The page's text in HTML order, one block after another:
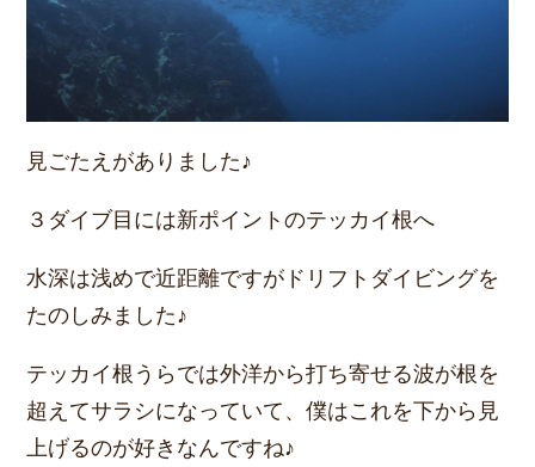
見ごたえがありました♪
３ダイブ目には新ポイントのテッカイ根へ
水深は浅めで近距離ですがドリフトダイビングを
たのしみました♪
テッカイ根うらでは外洋から打ち寄せる波が根を
超えてサラシになっていて、僕はこれを下から見
上げるのが好きなんですね♪